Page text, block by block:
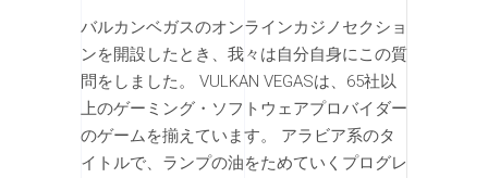
バルカンベガスのオンラインカジノセクショ
ンを開設したとき、我々は自分自身にこの質
問をしました。 VULKAN VEGASは、65社以
上のゲーミング・ソフトウェアプロバイダー
のゲームを揃えています。 アラビア系のタ
イトルで、ランプの油をためていくプログレ